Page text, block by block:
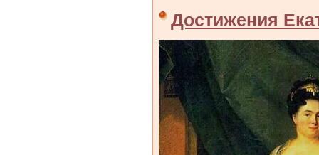
Достижения